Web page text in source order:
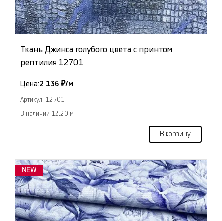
Ткань Джинса голубого цвета с принтом
рептилия 12701
Цена:2 136 ₽/м
Артикул: 12701
В наличии 12.20 м
В корзину
NEW